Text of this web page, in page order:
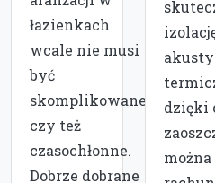
łazienkach
wcale nie musi
być
skomplikowane
czy też
czasochłonne.
Dobrze dobrane
dzięki
można